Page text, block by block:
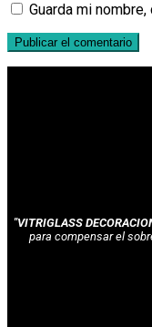
Guarda mi
"VITRIGLASS
para compensar el